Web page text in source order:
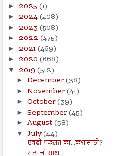
► 2025 (1)
► 2024(408)
► 2023 (508)
► 2022 (475)
► 2021(469)
► 2020 (668)
▼ 2019 (512)
► December(38)
► November(41)
► October(39)
► September(45)
► August(58)
▼ July(44)
एवढी गफलत का...कशासाठी?
सत्याची साक्ष